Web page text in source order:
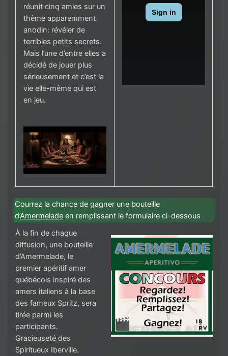
réunit cinq amies sur un
thème apparemment
anodin: révéler de
terribles petits secrets.
Mais l’une d’entre elles a
décidé de jouer plus
sérieusement et c’est la
vie elle-même qui est
en jeu.
Courrez la chance de gagner une bouteille
d’Amermelade en remplissant le formulaire ci-dessous
À la fin de chaque
diffusion, une bouteille
d’Amermelade, le
premier apéritif amer
québécois inspiré des
amers italiens à la base
des fameux Spritz, sera
tirée parmi les
participants.
Gracieuseté des
Spiritueux Iberville.